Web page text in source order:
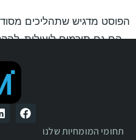
הפוסט מדגיש שתהליכים
– הם גם תורמים ליעילות,
מאפשרים לבעל העסק
תחומי המומחיות שלנו